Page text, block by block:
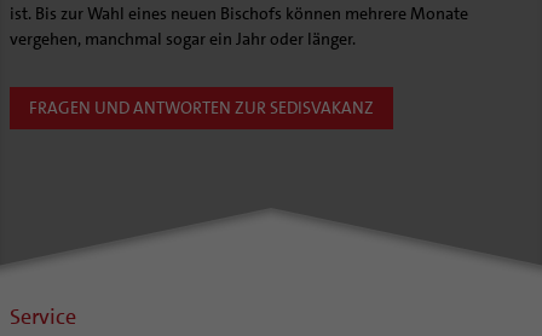
ist. Bis zur Wahl eines neuen Bischofs können mehrere Monate
vergehen, manchmal sogar ein Jahr oder länger.
FRAGEN UND ANTWORTEN ZUR SEDISVAKANZ
Service